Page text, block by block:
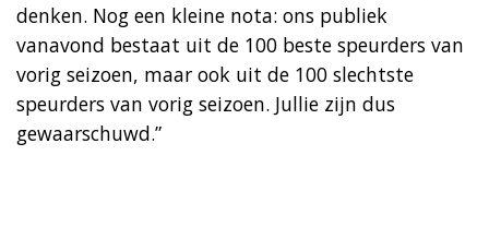
denken. Nog een kleine nota: ons publiek
vanavond bestaat uit de 100 beste speurders van
vorig seizoen, maar ook uit de 100 slechtste
speurders van vorig seizoen. Jullie zijn dus
gewaarschuwd.”